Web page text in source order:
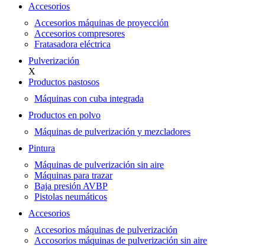
Accesorios
Accesorios máquinas de proyección
Accesorios compresores
Fratasadora eléctrica
Pulverización
X
Productos pastosos
Máquinas con cuba integrada
Productos en polvo
Máquinas de pulverización y mezcladores
Pintura
Máquinas de pulverización sin aire
Máquinas para trazar
Baja presión AVBP
Pistolas neumáticos
Accesorios
Accesorios máquinas de pulverización
Accosorios máquinas de pulverización sin aire